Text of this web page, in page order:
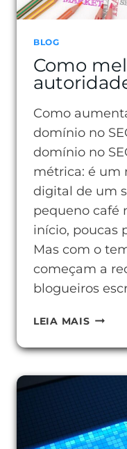
BLOG
Como
Como
domínio no
domínio no
métrica: é um
digital de um
pequeno café
início, poucas
Mas com o
começam a
blogueiros
LEIA MAISCOMO